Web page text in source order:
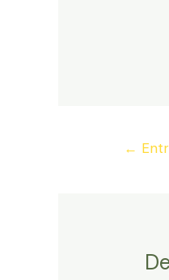
Navegación
←